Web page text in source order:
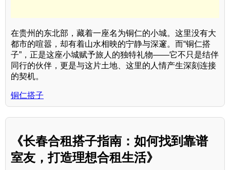
在贵州的东北部，藏着一座名为铜仁的小城。这里没有大
都市的喧嚣，却有着山水相映的宁静与深邃。而“铜仁搭
子”，正是这座小城赋予旅人的独特礼物——它不只是结伴
同行的伙伴，更是与这片土地、这里的人情产生深刻连接
的契机。
铜仁搭子
《长春合租搭子指南：如何找到靠谱
室友，打造理想合租生活》